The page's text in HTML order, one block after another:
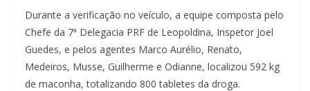
Durante a verificação no veículo, a equipe composta pelo
Chefe da 7ª Delegacia PRF de Leopoldina, Inspetor Joel
Guedes, e pelos agentes Marco Aurélio, Renato,
Medeiros, Musse, Guilherme e Odianne, localizou 592 kg
de maconha, totalizando 800 tabletes da droga.